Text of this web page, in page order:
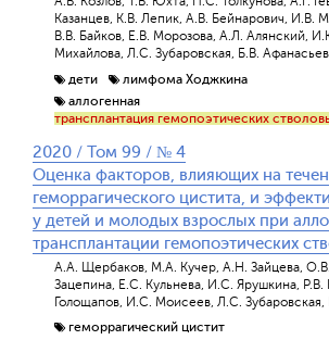
Казанцев, К.В. Лепик, А.В. Бейнарович, И.В.
В.В. Байков, Е.В. Морозова, А.Л. Алянский,
Михайлова, Л.С. Зубаровская, Б.В. Афанасьев
дети
лимфома Ходжкина
аллогенная
трансплантация гемопоэтических
2020 / Том 99 / № 4
Оценка факторов, влияющих на
геморрагического цистита, и
у детей и молодых взрослых при
трансплантации гемопоэтических
А.А. Щербаков, М.А. Кучер, А.Н. Зайцева,
Зацепина, Е.С. Кульнева, И.С. Ярушкина,
Голощапов, И.С. Моисеев, Л.С. Зубаровская,
геморрагический цистит